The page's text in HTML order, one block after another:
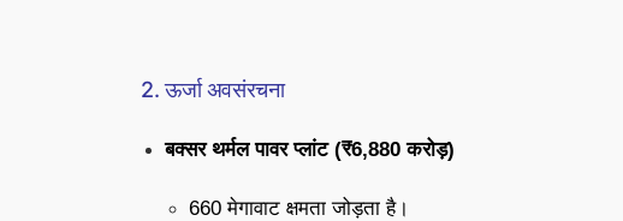
2. ऊर्जा अवसंरचना
बक्सर थर्मल पावर प्लांट (₹6,880 करोड़)
660 मेगावाट क्षमता जोड़ता है।